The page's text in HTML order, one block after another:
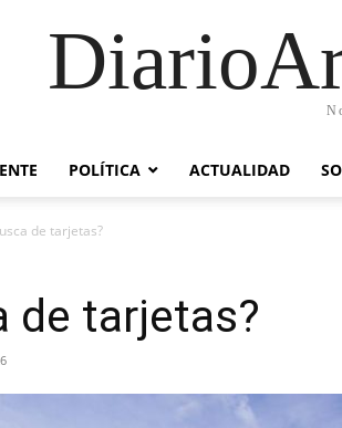
POLÍTICA ACTUALIDAD
de tarjetas?
de tarjetas?